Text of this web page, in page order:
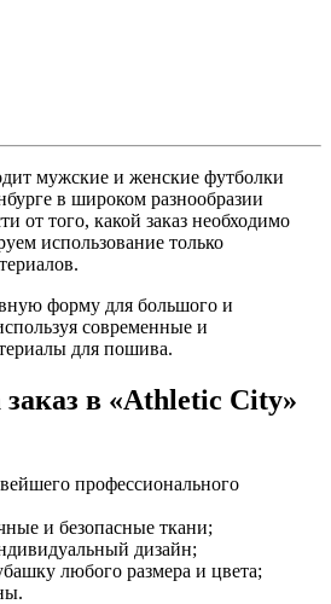
мужские и женские футболки
в широком разнообразии
от того, какой заказ необходимо
использование только
форму для большого и
современные и
для пошива.
в «Athletic City»
профессионального
и безопасные ткани;
дизайн;
любого размера и цвета;